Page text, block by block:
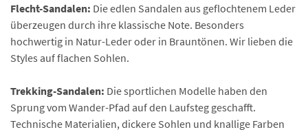
Flecht-Sandalen: Die edlen Sandalen aus geflochtenem Leder
überzeugen durch ihre klassische Note. Besonders
hochwertig in Natur-Leder oder in Brauntönen. Wir lieben die
Styles auf flachen Sohlen.
Trekking-Sandalen: Die sportlichen Modelle haben den
Sprung vom Wander-Pfad auf den Laufsteg geschafft.
Technische Materialien, dickere Sohlen und knallige Farben